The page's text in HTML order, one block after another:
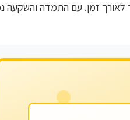
זמן. עם התמדה והשקעה